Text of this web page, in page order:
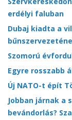
erdélyi faluban
Dubaj kiadta a
Szomorú
Egyre rosszabb
Új NATO-t épít
Jobban járnak a
bevándorlás?